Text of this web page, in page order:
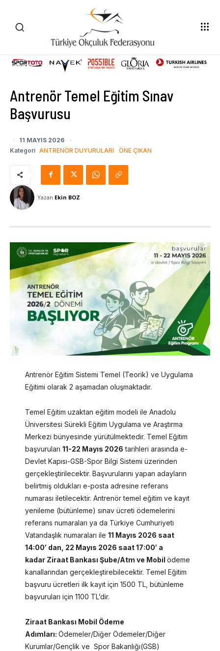
Antrenör Temel Eğitim Sınav
Başvurusu
11 MAYIS 2026
Kategori ANTRENÖR DUYURULARI ÖNE ÇIKAN
Yazan Ekin BOZ
Antrenör Eğitim Sistemi Temel (Teorik) ve Uygulama
Eğitimi olarak 2 aşamadan oluşmaktadır.
Temel Eğitim uzaktan eğitim modeli ile Anadolu
Üniversitesi Sürekli Eğitim Uygulama ve Araştırma
Merkezi bünyesinde yürütülmektedir. Temel Eğitim
başvuruları 11-22 Mayıs 2026 tarihleri arasında e-
Devlet Kapısı-GSB-Spor Bilgi Sistemi üzerinden
gerçekleştirilecektir. Başvurularını yapan adayların
belirtmiş oldukları e-posta adresine referans
numarası iletilecektir. Antrenör temel eğitim ve kayıt
yenileme (bütünleme) sınav ücreti ödemelerini
referans numaraları ya da Türkiye Cumhuriyeti
Vatandaşlık numaraları ile 11 Mayıs 2026 saat
14:00′ dan, 22 Mayıs 2026 saat 17:00′ a
kadar Ziraat Bankası Şube/Atm ve Mobil ödeme
kanallarından gerçekleştirebilecektir. Temel Eğitim
başvuru ücretleri ilk kayıt için 1500 TL, bütünleme
başvuruları için 1100 TL’dir.
Ziraat Bankası Mobil Ödeme
Adımları: Ödemeler/Diğer Ödemeler/Diğer
Kurumlar/Gençlik ve Spor Bakanlığı(GSB)